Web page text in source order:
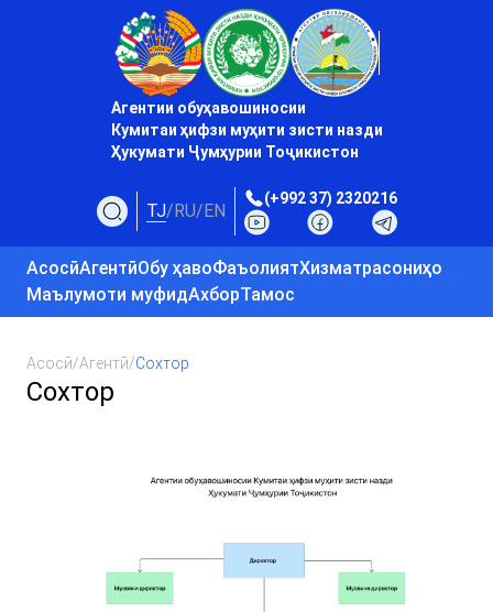
Агентии обуҳавошиносии
Кумитаи ҳифзи муҳити зисти назди
Ҳукумати Ҷумҳурии Тоҷикистон
TJ/RU/EN
(+992 37) 2320216
АсосӣАгентӣОбу ҳавоФаъолиятХизматрасониҳо
Маълумоти муфидАхборТамос
Асосӣ/Агентӣ/Сохтор
Сохтор